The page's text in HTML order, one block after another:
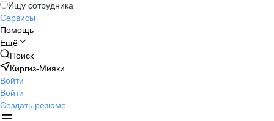
Ищу сотрудника
Сервисы
Помощь
Ещё
Поиск
Киргиз-Мияки
Войти
Войти
Создать резюме